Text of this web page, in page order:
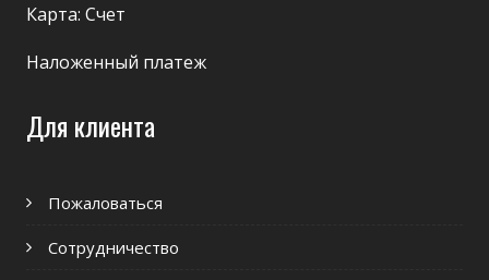
Карта: Счет
Наложенный платеж
Для клиента
Пожаловаться
Сотрудничество